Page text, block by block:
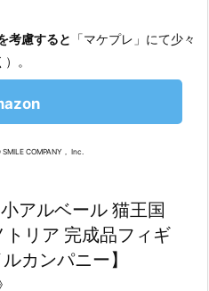
考慮すると 「マケプレ」にて少々
。
COMPANY， Inc.
アルベール 猫王国
リア 完成品フィギ
カンパニー】